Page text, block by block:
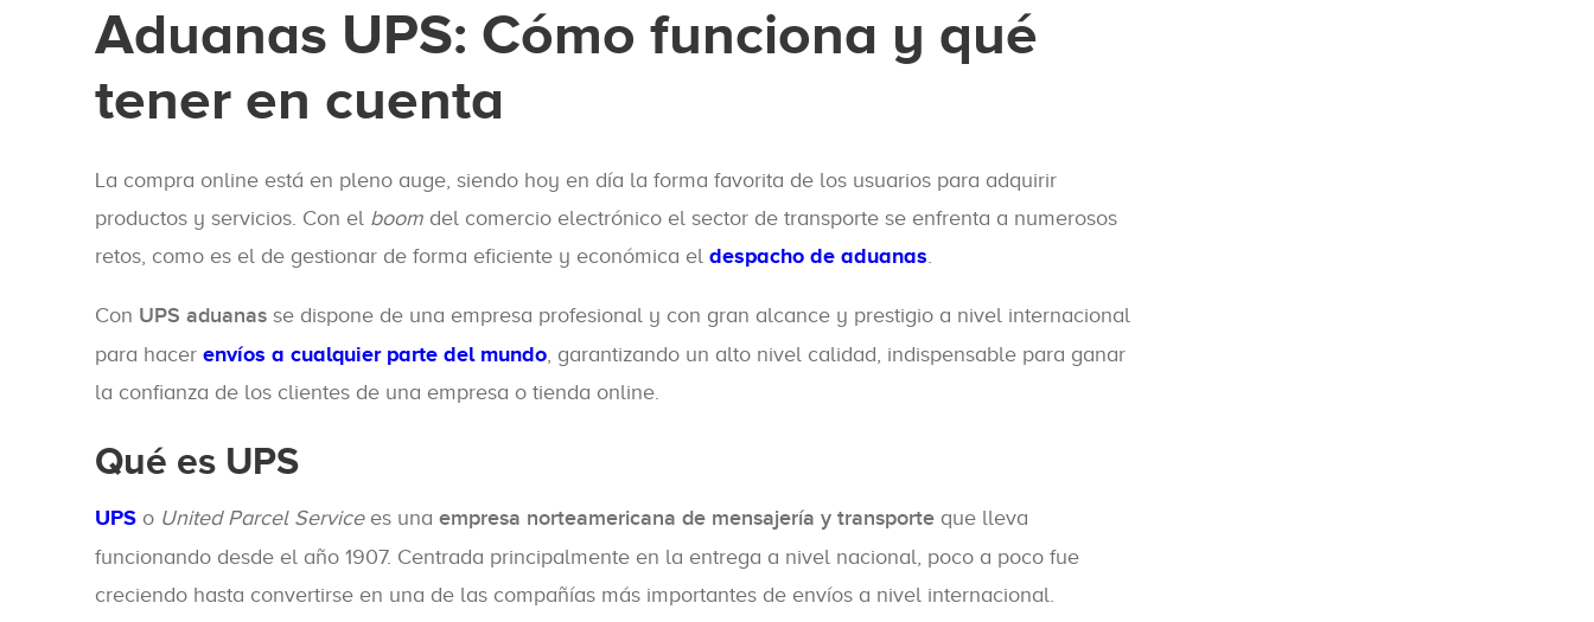
Aduanas UPS: Cómo funciona y qué
tener en cuenta
La compra online está en pleno auge, siendo hoy en día la forma favorita de los usuarios para adquirir
productos y servicios. Con el boom del comercio electrónico el sector de transporte se enfrenta a numerosos
retos, como es el de gestionar de forma eficiente y económica el despacho de aduanas.
Con UPS aduanas se dispone de una empresa profesional y con gran alcance y prestigio a nivel internacional
para hacer envíos a cualquier parte del mundo, garantizando un alto nivel calidad, indispensable para ganar
la confianza de los clientes de una empresa o tienda online.
Qué es UPS
UPS o United Parcel Servicees una empresa norteamericana de mensajería y transporte que lleva
funcionando desde el año 1907. Centrada principalmente en la entrega a nivel nacional, poco a poco fue
creciendo hasta convertirse en una de las compañías más importantes de envíos a nivel internacional.